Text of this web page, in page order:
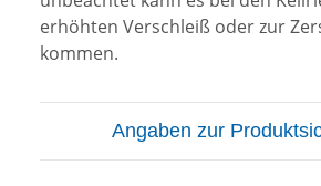
erhöhten Verschleiß oder zur
kommen.
Angaben zur